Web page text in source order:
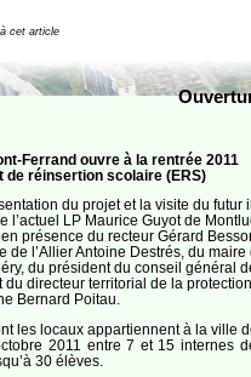
cet article
Ferrand ouvre à la rentrée 2011
de réinsertion scolaire (ERS)
du projet et la visite du futur
l’actuel LP Maurice Guyot de
présence du recteur Gérard
de l’Allier Antoine Destrés, du maire
du président du conseil général
du directeur territorial de la
Bernard Poitau.
les locaux appartiennent à la ville
2011 entre 7 et 15 internes
30 élèves.